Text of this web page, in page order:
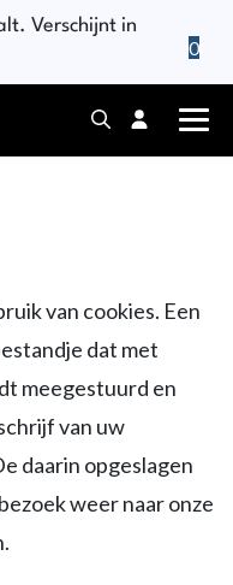
. Verschijnt in
0
van cookies. Een
dat met
meegestuurd en
van uw
daarin opgeslagen
weer naar onze